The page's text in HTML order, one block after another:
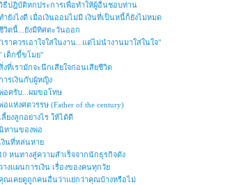
ธีปฎิบัติหกประการเพื่อทำให้ผู้อื่นชอบท่าน
ำยังไงดี เมื่อเงินออมไม่มี เงินที่เป็นหนี้ก็ยังไม่หมด
วิตนี้...ยังมีทิศตะวันออก
เราควรเอาใจใส่ในงาน...แต่ไม่นำงานมาใส่ในใจ"
เด็กขี้ขโมย"
งที่เรามักจะนึกเสียใจก่อนเสียชีวิต
ารเงินกับผู้หญิง
อครับ...ผมขอโทษ
อแห่งศตวรรษ (Father of the century)
ลี้ยงลูกอย่างไร ให้ได้ดี
ทานของพ่อ
งินที่หล่นหาย
หนทางสู่ความสำเร็จจากนักธุรกิจดัง
างแผนการเงิน เรื่องของคนทุกวัย
ณเคยดูถูกคนอื่นว่าแย่กว่าคุณบ้างหรือไม่